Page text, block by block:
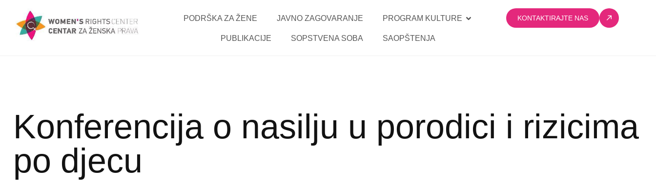
PODRŠKA ZA ŽENE JAVNO ZAGOVARANJE PROGRAM KULTURE
PUBLIKACIJE SOPSTVENA SOBA SAOPŠTENJA
KONTAKTIRAJTE NAS
Konferencija o nasilju u porodici i rizicima
po djecu